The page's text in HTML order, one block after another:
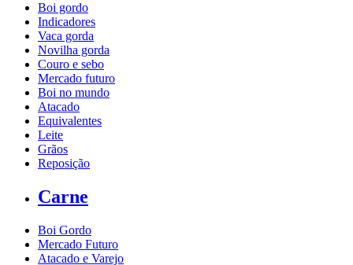
Boi gordo
Indicadores
Vaca gorda
Novilha gorda
Couro e sebo
Mercado futuro
Boi no mundo
Atacado
Equivalentes
Leite
Grãos
Reposição
Carne
Boi Gordo
Mercado Futuro
Atacado e Varejo